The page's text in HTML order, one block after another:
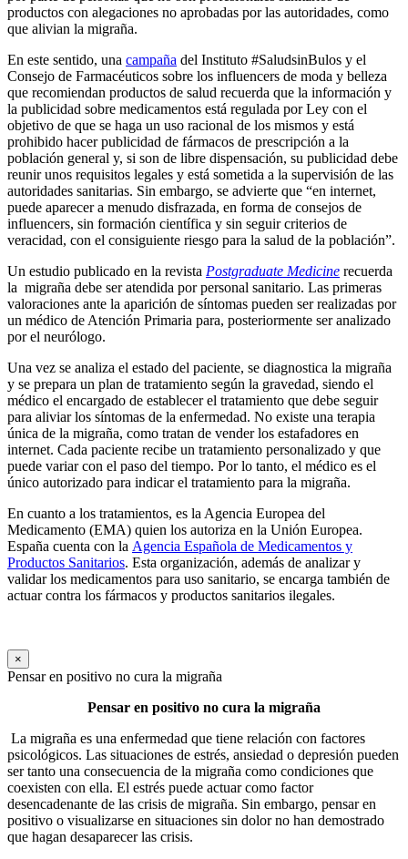
productos con alegaciones no aprobadas por las autoridades, como
que alivian la migraña.
En este sentido, una campaña del Instituto #SaludsinBulos y el
Consejo de Farmacéuticos sobre los influencers de moda y belleza
que recomiendan productos de salud recuerda que la información y
la publicidad sobre medicamentos está regulada por Ley con el
objetivo de que se haga un uso racional de los mismos y está
prohibido hacer publicidad de fármacos de prescripción a la
población general y, si son de libre dispensación, su publicidad debe
reunir unos requisitos legales y está sometida a la supervisión de las
autoridades sanitarias. Sin embargo, se advierte que “en internet,
puede aparecer a menudo disfrazada, en forma de consejos de
influencers, sin formación científica y sin seguir criterios de
veracidad, con el consiguiente riesgo para la salud de la población”.
Un estudio publicado en la revista Postgraduate Medicine recuerda
la migraña debe ser atendida por personal sanitario. Las primeras
valoraciones ante la aparición de síntomas pueden ser realizadas por
un médico de Atención Primaria para, posteriormente ser analizado
por el neurólogo.
Una vez se analiza el estado del paciente, se diagnostica la migraña
y se prepara un plan de tratamiento según la gravedad, siendo el
médico el encargado de establecer el tratamiento que debe seguir
para aliviar los síntomas de la enfermedad. No existe una terapia
única de la migraña, como tratan de vender los estafadores en
internet. Cada paciente recibe un tratamiento personalizado y que
puede variar con el paso del tiempo. Por lo tanto, el médico es el
único autorizado para indicar el tratamiento para la migraña.
En cuanto a los tratamientos, es la Agencia Europea del
Medicamento (EMA) quien los autoriza en la Unión Europea.
España cuenta con la Agencia Española de Medicamentos y
Productos Sanitarios. Esta organización, además de analizar y
validar los medicamentos para uso sanitario, se encarga también de
actuar contra los fármacos y productos sanitarios ilegales.
×
Pensar en positivo no cura la migraña
Pensar en positivo no cura la migraña
La migraña es una enfermedad que tiene relación con factores
psicológicos. Las situaciones de estrés, ansiedad o depresión pueden
ser tanto una consecuencia de la migraña como condiciones que
coexisten con ella. El estrés puede actuar como factor
desencadenante de las crisis de migraña. Sin embargo, pensar en
positivo o visualizarse en situaciones sin dolor no han demostrado
que hagan desaparecer las crisis.